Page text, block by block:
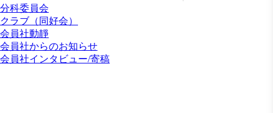
分科委員会
クラブ（同好会）
会員社動靜
会員社からのお知らせ
会員社インタビュー/寄稿